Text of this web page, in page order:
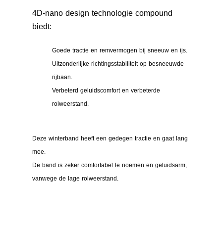
4D-nano design technologie compound
biedt:
Goede tractie en remvermogen bij sneeuw en ijs.
Uitzonderlijke richtingsstabiliteit op besneeuwde
rijbaan.
Verbeterd geluidscomfort en verbeterde
rolweerstand.
Deze winterband heeft een gedegen tractie en gaat lang
mee.
De band is zeker comfortabel te noemen en geluidsarm,
vanwege de lage rolweerstand.